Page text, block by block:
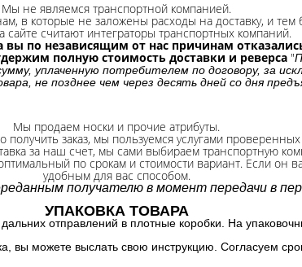
Мы не являемся транспортной компанией.
в которые не заложены расходы на доставку, и тем
сайте считают интеграторы транспортных компаний.
по независящим от нас причинам
полную стоимость доставки и реверса "
уплаченную потребителем по договору, за
не позднее чем через десять дней со дня
Мы продаем носки и прочие атрибуты.
заказ, мы пользуемся услугами
за наш счет, мы сами выбираем транспортную
по срокам и стоимости вариант. Если он
удобным для вас способом.
получателю в момент передачи в
УПАКОВКА ТОВАРА
отправлений в плотные коробки. На
вы можете выслать свою инструкцию. Согласуем